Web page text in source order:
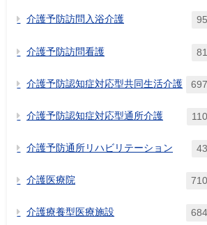
介護予防訪問入浴介護 95
介護予防訪問看護 81
介護予防認知症対応型共同生活介護 697
介護予防認知症対応型通所介護 110
介護予防通所リハビリテーション 43
介護医療院 710
介護療養型医療施設 684